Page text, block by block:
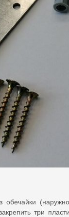
обечайки
три